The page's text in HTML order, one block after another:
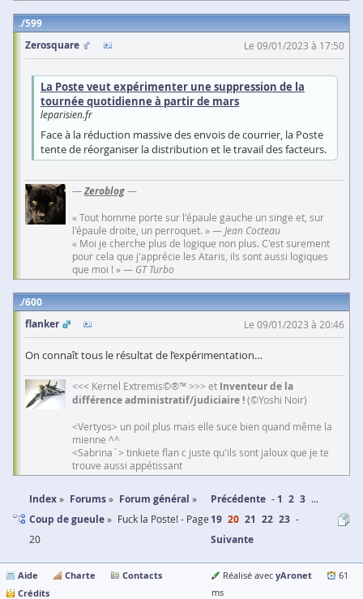
599
Zerosquare
Le 09/01/2023 à 17:50
La Poste veut expérimenter une suppression de la
tournée quotidienne à partir de mars
leparisien.fr
Face à la réduction massive des envois de courrier, la Poste
tente de réorganiser la distribution et le travail des facteurs.
—Zeroblog—
« Tout homme porte sur l'épaule gauche un singe et, sur
l'épaule droite, un perroquet. » —Jean Cocteau
« Moi je cherche plus de logique non plus. C'est surement
pour cela que j'apprécie les Ataris, ils sont aussi logiques
que moi ! » — GT Turbo
600
flanker
Le 09/01/2023 à 20:46
On connaît tous le résultat de l’expérimentation…
<<< Kernel Extremis©®™ >>> et Inventeur de la
différence administratif/judiciaire !(©Yoshi Noir)
<Vertyos> un poil plus mais elle suce bien quand même la
mienne ^^
<Sabrina`> tinkiete flan c juste qu'ils sont jaloux que je te
trouve aussi appétissant
Index Forums
Forum général
Coup de gueule
Fuck la Poste! - Page
20
Précédente 1 2 3 ...
19 20 21 22 23
Suivante
Aide Charte
Contacts
Crédits
Réalisé avec yAronet
61
ms